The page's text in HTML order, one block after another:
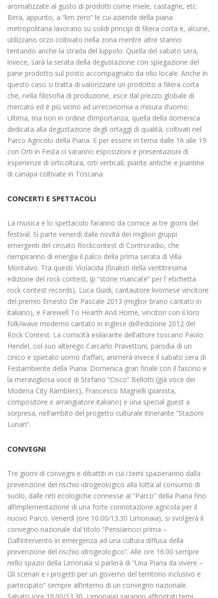
aromatizzate al gusto di prodotti come miele, castagne, etc.
Birra, appunto, a “km zero” le cui aziende della piana
metropolitana lavorano su solidi principi di filiera corta e, alcune,
utilizzano orzo coltivato nella zona mentre altre stanno
tentando anche la strada del luppolo. Quella del sabato sera,
invece, sarà la serata della degustazione con spiegazione del
pane prodotto sul posto accompagnato da olio locale. Anche in
questo caso si tratta di valorizzare un prodotto a filiera corta
che, nella filosofia di produzione, esce dal prezzo globale di
mercato ed è più vicino ad un’economia a misura d’uomo.
Ultima, ma non in ordine d’importanza, quella della domenica
dedicata alla degustazione degli ortaggi di qualità, coltivati nel
Parco Agricolo della Piana. E per essere in tema dalle 16 alle 19
con Orti in Festa ci saranno esposizioni e presentazioni di
esperienze di orticoltura, orti verticali, piante antiche e piantine
di canapa coltivate in Toscana.
CONCERTI E SPETTACOLI
La musica e lo spettacolo faranno da cornice ai tre giorni del
festival. Si parte venerdì dalle novità dei migliori gruppi
emergenti del circuito Rockcontest di Controradio, che
riempiranno di energia il palco della prima serata di Villa
Montalvo. Tra questi: Violacida (finalisti della ventitresima
edizione del rock contest, lp “storie mancate” per l’ etichetta
rock contest records), Luca Guidi, cantautore livornese vincitore
del premio Ernesto De Pascale 2013 (miglior brano cantato in
italiano), e Farewell To Hearth And Home, vincitori con il loro
folk/wave moderno cantato in inglese dell’edizione 2012 del
Rock Contest. La comicità esilarante dell’attore toscano Paolo
Hendel, col suo alterego Carcarlo Pravettoni, parodia di un
cinico e spietato uomo d’affari, animerà invece il sabato sera di
Festambiente della Piana. Domenica gran finale con il fascino e
la meravigliosa voce di Stefano “Cisco” Bellotti (già voce dei
Modena City Ramblers), Francesco Magnelli (pianista,
compositore e arrangiatore italiano) e una special guest a
sorpresa, nell’ambito del progetto culturale itinerante “Stazioni
Lunari”.
CONVEGNI
Tre giorni di convegni e dibattiti in cui i temi spazieranno dalla
prevenzione del rischio idrogeologico alla lotta al consumo di
suolo, dalle reti ecologiche connesse al “Parco” della Piana fino
all’implementazione di una forte connotazione agricola per il
nuovo Parco. Venerdì (ore 10.00/13.30 Limonaia), si svolgerà il
convegno nazionale dal titolo “Pensiamoci prima –
Dall’intervento in emergenza ad una cultura diffusa della
prevenzione del rischio idrogeologico”. Alle ore 16.00 sempre
nello spazio della Limonaia si parlerà di “Una Piana da vivere –
Gli scenari e i progetti per un governo del territorio inclusivo e
partecipato” sempre all’interno di un convegno nazionale.
Sabato (ore 10.00/13.30, Limonaia) saranno affrontati temi